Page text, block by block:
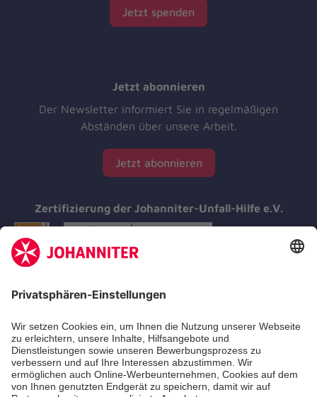
Jetzt spenden
Jetzt abonnieren
Der Newsletter informiert Sie in regelmäßigen
Abständen über unsere Arbeit.
Jetzt abonnieren
Zertifizierung der Johanniter-Unfall-Hilfe e.V.
Aus- & Fortbildungen
Erste-Hilfe-Kurse